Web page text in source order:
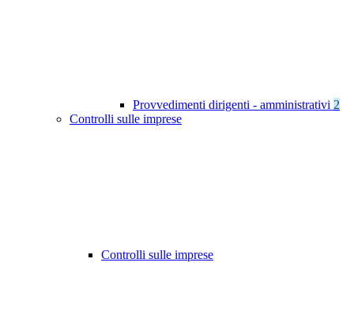
Provvedimenti dirigenti - amministrativi 2
Controlli sulle imprese
Controlli sulle imprese